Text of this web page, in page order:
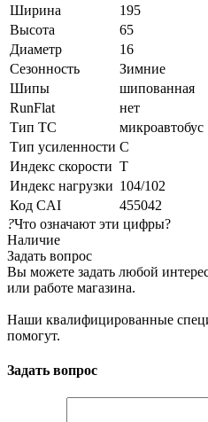
Ширина
195
Высота
65
Диаметр
16
Сезонность
Зимние
Шипы
шипованная
RunFlat
нет
Тип ТС
микроавтобус
Тип усиленности C
Индекс скорости T
Индекс нагрузки 104/102
Код CAI
455042
?Что означают эти цифры?
Наличие
Задать вопрос
Вы можете задать любой
или работе магазина.
Наши квалифицированные
помогут.
Задать вопрос